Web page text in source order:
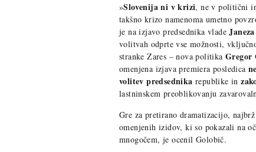
»Slovenija ni v krizi, ne v politični
takšno krizo namenoma umetno
je na izjavo predsednika vlade
volitvah odprte vse možnosti,
stranke Zares – nova politika Gregor
omenjena izjava premiera posledica
volitev predsednika republike in
lastninskem preoblikovanju
Gre za pretirano dramatizacijo,
omenjenih izidov, ki so pokazali na
mnogočem, je ocenil Golobič.